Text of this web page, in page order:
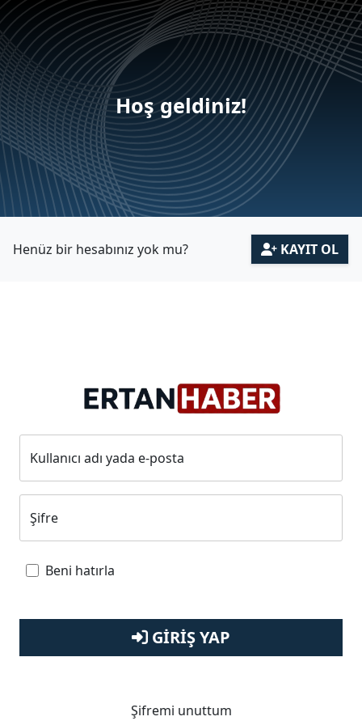
Hoş geldiniz!
Henüz bir hesabınız yok mu? KAYIT OL
Kullanıcı adı yada e-posta
Şifre
Beni hatırla
GIRIŞ YAP
Şifremi unuttum